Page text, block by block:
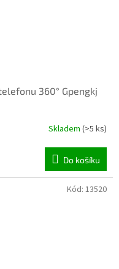
360° Gpengkj
Skladem (>5 ks)
Do košíku
Kód: 13520